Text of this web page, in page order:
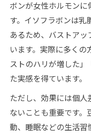
ボンが女性ホルモン
す。イソフラボンは
あるため、バストア
います。実際に多く
ストのハリが増した
た実感を得ています。
ただし、効果には個
ないことも重要です
動、睡眠などの生活